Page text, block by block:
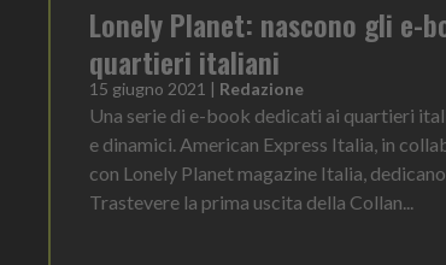
Lonely Planet: nascono gli e-
quartieri italiani
15 giugno 2021 | Redazione
Una serie di e-book dedicati ai quartieri
e dinamici. American Express Italia, in
con Lonely Planet magazine Italia,
Trastevere la prima uscita della Collan...